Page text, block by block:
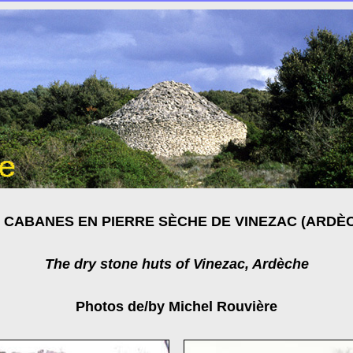
CABANES EN PIERRE SÈCHE DE VINEZAC
The dry stone huts of Vinezac, Ardèche
Photos de/by Michel Rouvière